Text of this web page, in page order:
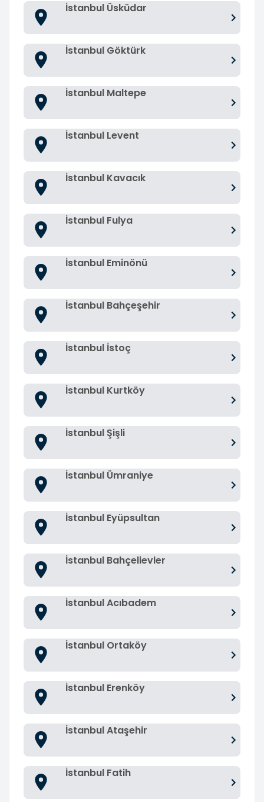
İstanbul Üsküdar
İstanbul Göktürk
İstanbul Maltepe
İstanbul Levent
İstanbul Kavacık
İstanbul Fulya
İstanbul Eminönü
İstanbul Bahçeşehir
İstanbul İstoç
İstanbul Kurtköy
İstanbul Şişli
İstanbul Ümraniye
İstanbul Eyüpsultan
İstanbul Bahçelievler
İstanbul Acıbadem
İstanbul Ortaköy
İstanbul Erenköy
İstanbul Ataşehir
İstanbul Fatih